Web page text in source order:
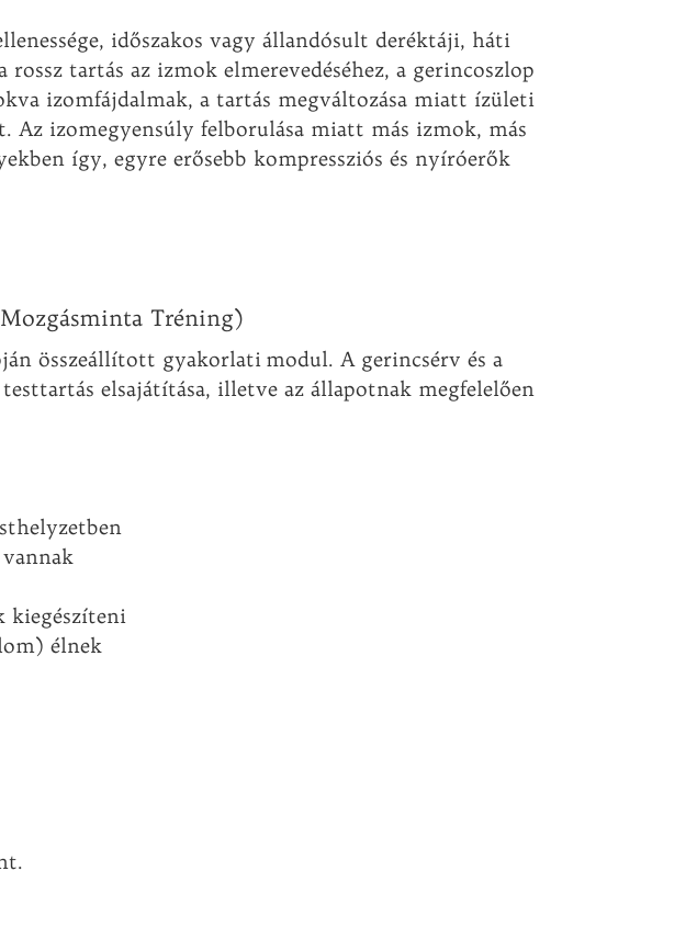
időszakos vagy állandósult deréktáji, háti
tartás az izmok elmerevedéséhez, a gerincoszlop
izomfájdalmak, a tartás megváltozása miatt ízületi
izomegyensúly felborulása miatt más izmok, más
így, egyre erősebb kompressziós és nyíróerők
Tréning)
összeállított gyakorlati modul. A gerincsérv és a
elsajátítása, illetve az állapotnak megfelelően
kiegészíteni
élnek